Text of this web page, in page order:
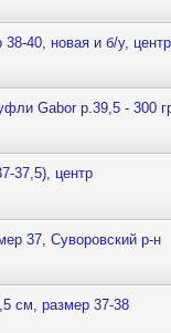
40, новая и б/у, центр
Gabor р.39,5 - 300
37,5), центр
37, Суворовский р-н
см, размер 37-38